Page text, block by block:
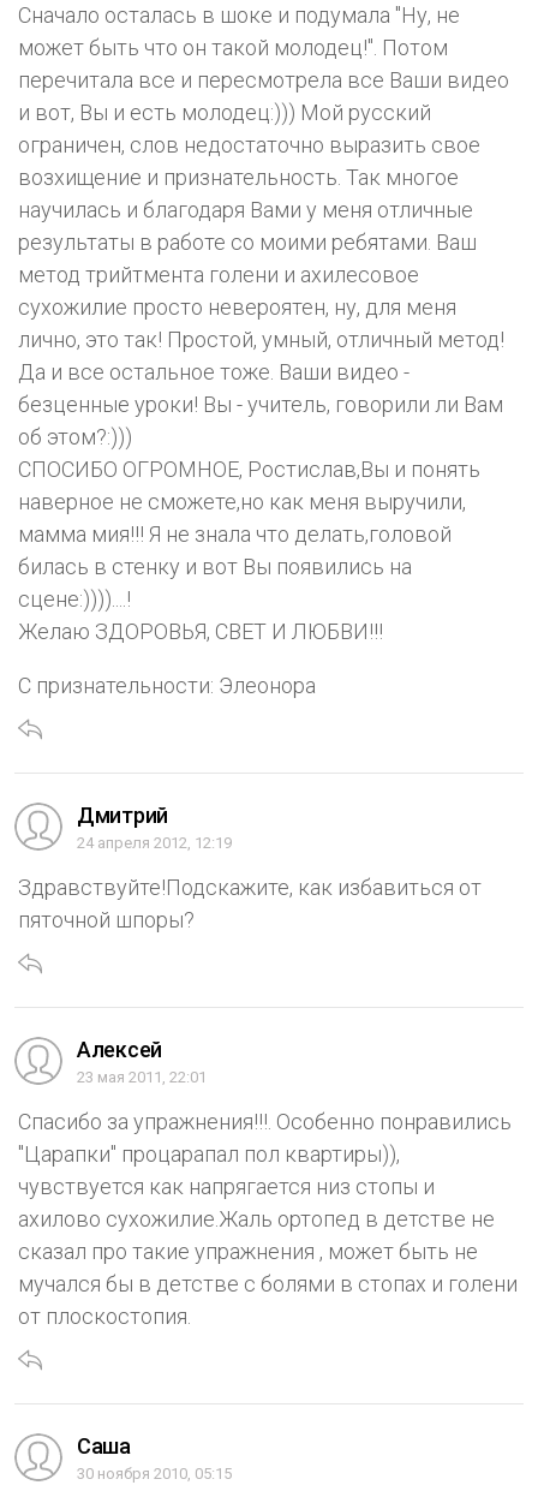
Сначало осталась в шоке и подумала "Ну, не
может быть что он такой молодец!". Потом
перечитала все и пересмотрела все Ваши видео
и вот, Вы и есть молодец:))) Мой русский
ограничен, слов недостаточно выразить свое
возхищение и признательность. Так многое
научилась и благодаря Вами у меня отличные
результаты в работе со моими ребятами. Ваш
метод трийтмента голени и ахилесовое
сухожилие просто невероятен, ну, для меня
лично, это так! Простой, умный, отличный метод!
Да и все остальное тоже. Ваши видео -
безценные уроки! Вы - учитель, говорили ли Вам
об этом?:)))
СПОСИБО ОГРОМНОЕ, Ростислав,Вы и понять
наверное не сможете,но как меня выручили,
мамма мия!!! Я не знала что делать,головой
билась в стенку и вот Вы появились на
сцене:))))....!
Желаю ЗДОРОВЬЯ, СВЕТ И ЛЮБВИ!!!
С признательности: Элеонора
Дмитрий
24 апреля 2012, 12:19
Здравствуйте!Подскажите, как избавиться от
пяточной шпоры?
Алексей
23 мая 2011, 22:01
Спасибо за упражнения!!!. Особенно понравились
"Царапки" процарапал пол квартиры)),
чувствуется как напрягается низ стопы и
ахилово сухожилие.Жаль ортопед в детстве не
сказал про такие упражнения , может быть не
мучался бы в детстве с болями в стопах и голени
от плоскостопия.
Саша
30 ноября 2010, 05:15